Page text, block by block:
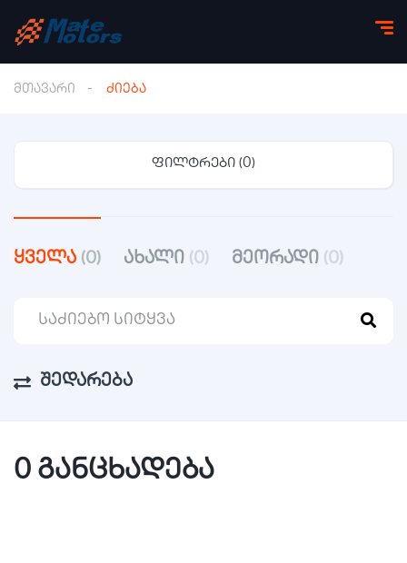
მთავარი ძიება
ფილტრები (0)
ყველა (0) ახალი (0) მეორადი (0)
შედარება
0 განცხადება